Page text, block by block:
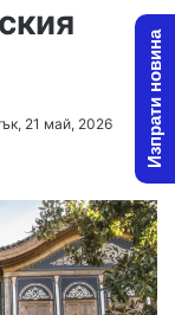
21 май, 2026 Изпрати новина